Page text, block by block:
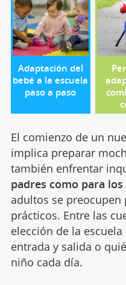
Adaptación del
bebé a la escuela
paso a paso
El comienzo de un
implica preparar
también enfrentar
padres como para los
adultos se
prácticos. Entre las
elección de la
entrada y salida o
niño cada día.